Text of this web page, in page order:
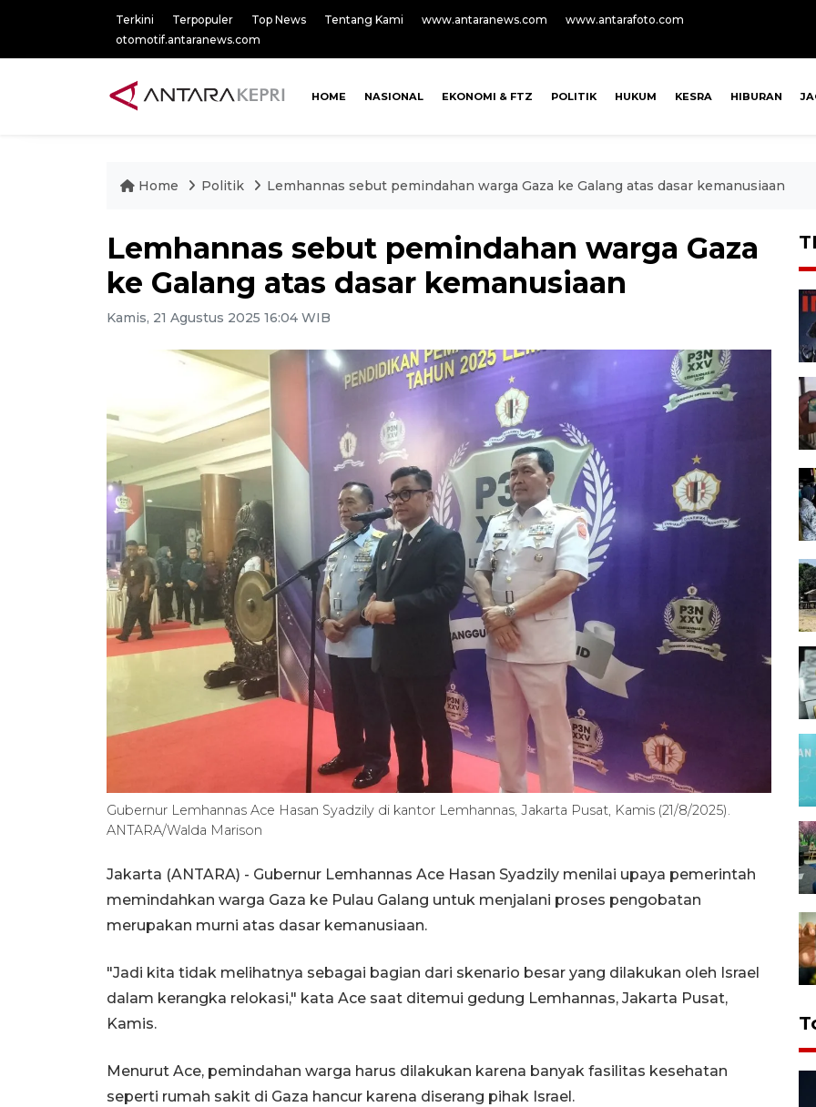
Terkini Terpopuler Top News Tentang Kami www.antaranews.com
www.antarafoto.com
otomotif.antaranews.com
HOME NASIONAL EKONOMI & FTZ POLITIK HUKUM KESRA HIBURAN
Home Politik Lemhannas sebut pemindahan warga Gaza ke Galang atas dasar kemanusiaan
Lemhannas sebut pemindahan warga Gaza
ke Galang atas dasar kemanusiaan
Kamis, 21 Agustus 2025 16:04 WIB
Gubernur Lemhannas Ace Hasan Syadzily di kantor Lemhannas, Jakarta Pusat, Kamis (21/8/2025).
ANTARA/Walda Marison
Jakarta (ANTARA) - Gubernur Lemhannas Ace Hasan Syadzily menilai upaya pemerintah
memindahkan warga Gaza ke Pulau Galang untuk menjalani proses pengobatan
merupakan murni atas dasar kemanusiaan.
"Jadi kita tidak melihatnya sebagai bagian dari skenario besar yang dilakukan oleh Israel
dalam kerangka relokasi," kata Ace saat ditemui gedung Lemhannas, Jakarta Pusat,
Kamis.
Menurut Ace, pemindahan warga harus dilakukan karena banyak fasilitas kesehatan
seperti rumah sakit di Gaza hancur karena diserang pihak Israel.